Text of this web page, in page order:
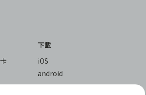
下載
iOS
android